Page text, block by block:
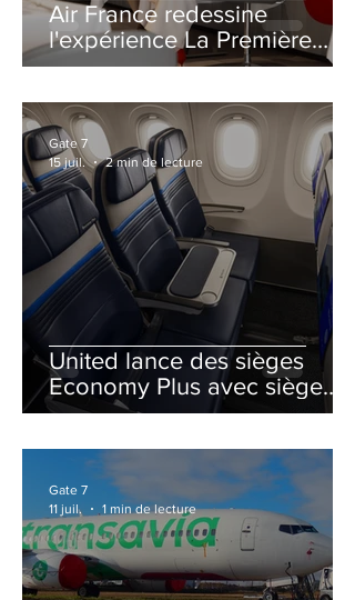
Air France redessine
l'expérience La Première
avec un salon entièrement
United lance des sièges
Economy Plus avec siège
central neutralisé
Gate 7
15 juil.
2 min de lecture
Gate 7
11 juil.
1 min de lecture